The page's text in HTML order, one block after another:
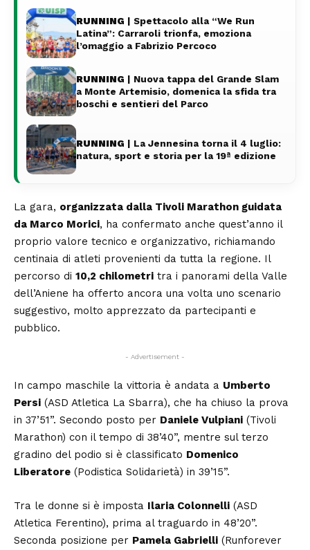
RUNNING | Spettacolo alla “We Run
Latina”: Carraroli trionfa, emoziona
l’omaggio a Fabrizio Percoco
RUNNING | Nuova tappa del Grande Slam
a Monte Artemisio, domenica la sfida tra
boschi e sentieri del Parco
RUNNING | La Jennesina torna il 4 luglio:
natura, sport e storia per la 19ª edizione
La gara, organizzata dalla Tivoli Marathon guidata
da Marco Morici, ha confermato anche quest’anno il
proprio valore tecnico e organizzativo, richiamando
centinaia di atleti provenienti da tutta la regione. Il
percorso di 10,2 chilometri tra i panorami della Valle
dell’Aniene ha offerto ancora una volta uno scenario
suggestivo, molto apprezzato da partecipanti e
pubblico.
- Advertisement -
In campo maschile la vittoria è andata a Umberto
Persi (ASD Atletica La Sbarra), che ha chiuso la prova
in 37’51”. Secondo posto per Daniele Vulpiani (Tivoli
Marathon) con il tempo di 38’40”, mentre sul terzo
gradino del podio si è classificato Domenico
Liberatore (Podistica Solidarietà) in 39’15”.
Tra le donne si è imposta Ilaria Colonnelli (ASD
Atletica Ferentino), prima al traguardo in 48’20”.
Seconda posizione per Pamela Gabrielli (Runforever